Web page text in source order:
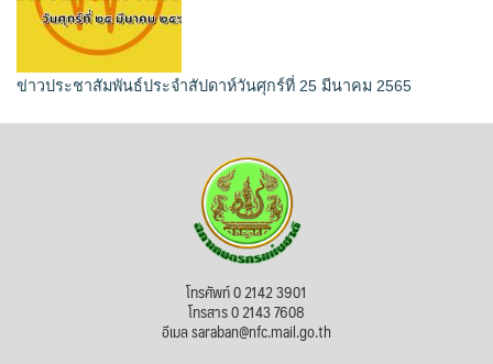
ข่าวประชาสัมพันธ์ประจำสัปดาห์วันศุกร์ที่ 25 มีนาคม 2565
โทรศัพท์ 0 2142 3901
โทรสาร 0 2143 7608
อีเมล saraban@nfc.mail.go.th